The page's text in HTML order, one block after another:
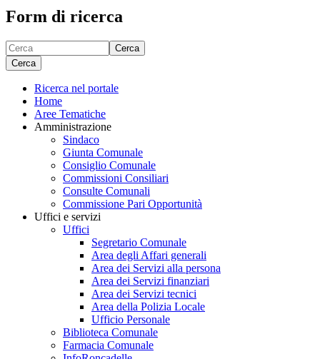
Form di ricerca
Cerca
Cerca
Ricerca nel portale
Home
Aree Tematiche
Amministrazione
Sindaco
Giunta Comunale
Consiglio Comunale
Commissioni Consiliari
Consulte Comunali
Commissione Pari Opportunità
Uffici e servizi
Uffici
Segretario Comunale
Area degli Affari generali
Area dei Servizi alla persona
Area dei Servizi finanziari
Area dei Servizi tecnici
Area della Polizia Locale
Ufficio Personale
Biblioteca Comunale
Farmacia Comunale